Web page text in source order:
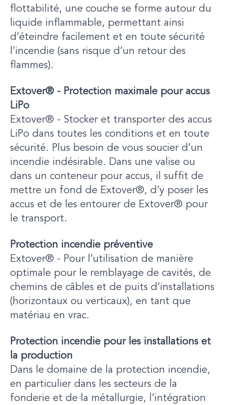
flottabilité, une couche se forme autour du
liquide inflammable, permettant ainsi
d’éteindre facilement et en toute sécurité
l’incendie (sans risque d’un retour des
flammes).
Extover® - Protection maximale pour accus
LiPo
Extover® - Stocker et transporter des accus
LiPo dans toutes les conditions et en toute
sécurité. Plus besoin de vous soucier d’un
incendie indésirable. Dans une valise ou
dans un conteneur pour accus, il suffit de
mettre un fond de Extover®, d’y poser les
accus et de les entourer de Extover® pour
le transport.
Protection incendie préventive
Extover® - Pour l’utilisation de manière
optimale pour le remblayage de cavités, de
chemins de câbles et de puits d’installations
(horizontaux ou verticaux), en tant que
matériau en vrac.
Protection incendie pour les installations et
la production
Dans le domaine de la protection incendie,
en particulier dans les secteurs de la
fonderie et de la métallurgie, l’intégration